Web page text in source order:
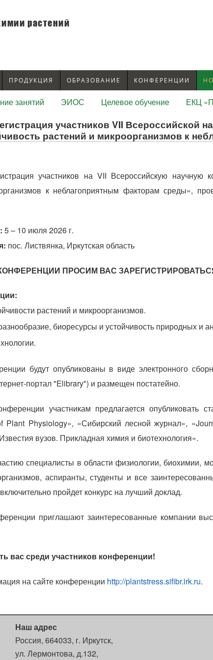
растений
ПРОДУКЦИЯ ОБРАЗОВАНИЕ КОНФЕРЕНЦИИ
занятий ЭИОС Целевое обучение ЕКЦ
участников VII Всероссийской
растений и микроорганизмов к
участников на VII Всероссийскую
к неблагоприятным факторам среды»,
5 – 10 июля 2026 г.
пос. Листвянка, Иркутская область
ПРОСИМ ВАС
растений и микроорганизмов.
биоресурсы и устойчивость природных и
будут опубликованы в виде электронного
портал "Elibrary") и размещен постатейно.
участникам предлагается опубликовать
Plant Physiology», «Сибирский лесной журнал»,
вузов. Прикладная химия и биотехнология».
специалисты в области физиологии, биохимии,
аспиранты, студенты и все
пройдет конкурс на лучший доклад.
приглашают заинтересованные компании
вас среди участников конференции!
на сайте конференции http://plantstress.sifibr.irk.ru.
Наш адрес
Россия, 664033, г. Иркутск,
ул. Лермонтова, д.132,